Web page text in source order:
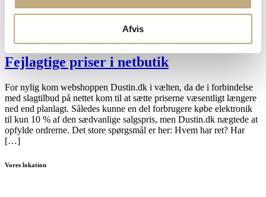
Afvis
har råd til at betale for den leverede vare eller ydelse. I sagen havde
et dyrehospital foretaget operationer på en hest for ca. 60.000 kr.
Fejlagtige priser i netbutik
For nylig kom webshoppen Dustin.dk i vælten, da de i forbindelse
med slagtilbud på nettet kom til at sætte priserne væsentligt længere
ned end planlagt. Således kunne en del forbrugere købe elektronik
til kun 10 % af den sædvanlige salgspris, men Dustin.dk nægtede at
opfylde ordrerne. Det store spørgsmål er her: Hvem har ret? Har
[…]
Vores lokation